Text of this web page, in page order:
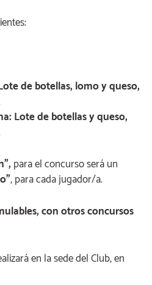
de botellas, lomo y queso,
Lote de botellas y queso,
para el concurso será un
, para cada jugador/a.
con otros concursos
en la sede del Club, en